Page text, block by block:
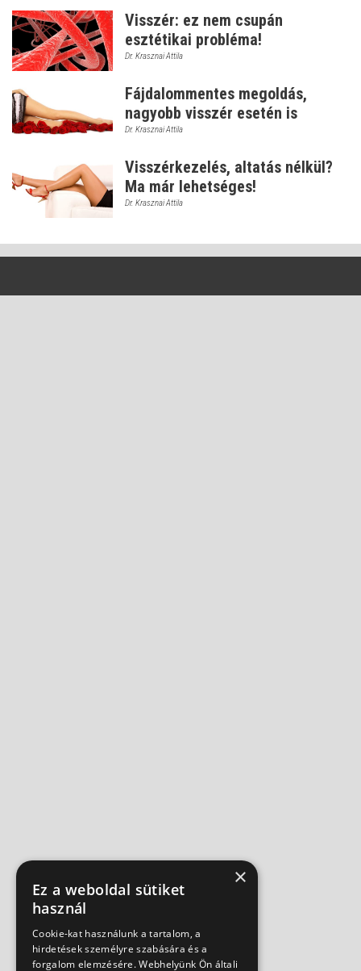
Visszér: ez nem csupán
esztétikai probléma!
Dr. Krasznai Attila
Fájdalommentes megoldás,
nagyobb visszér esetén is
Dr. Krasznai Attila
Visszérkezelés, altatás nélkül?
Ma már lehetséges!
Dr. Krasznai Attila
×
Ez a weboldal sütiket
használ
Cookie-kat használunk a tartalom, a
hirdetések személyre szabására és a
forgalom elemzésére. Webhelyünk Ön általi